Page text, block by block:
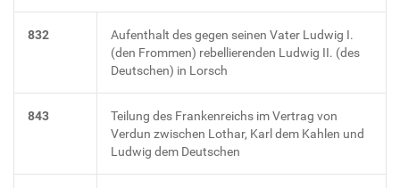
832
Aufenthalt des gegen seinen Vater Ludwig I.
(den Frommen) rebellierenden Ludwig II. (des
Deutschen) in Lorsch
843
Teilung des Frankenreichs im Vertrag von
Verdun zwischen Lothar, Karl dem Kahlen und
Ludwig dem Deutschen